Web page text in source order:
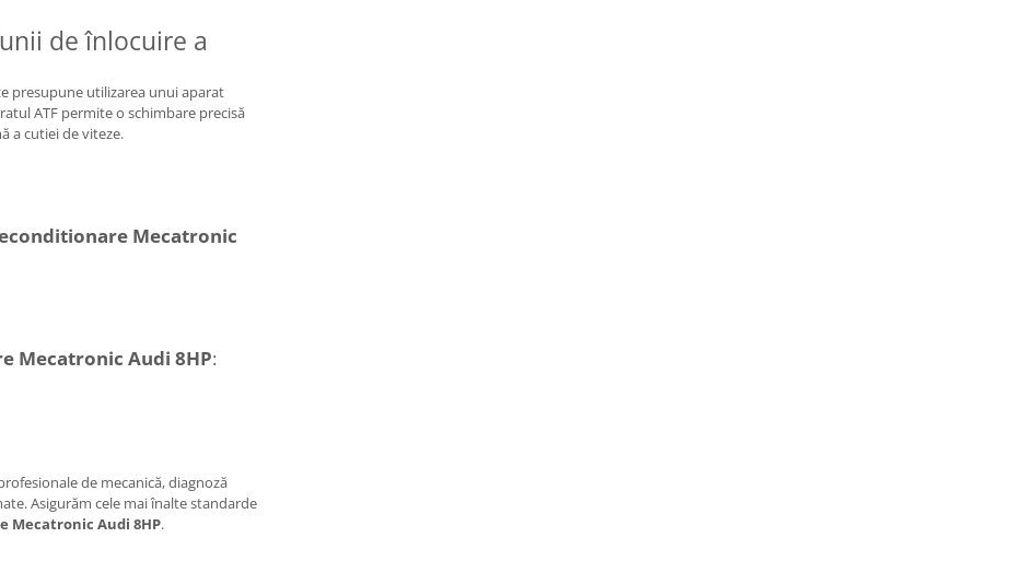
de înlocuire a
presupune utilizarea unui aparat
ATF permite o schimbare precisă
a cutiei de viteze.
Mecatronic
Mecatronic Audi 8HP:
de mecanică, diagnoză
Asigurăm cele mai înalte standarde
Mecatronic Audi 8HP.